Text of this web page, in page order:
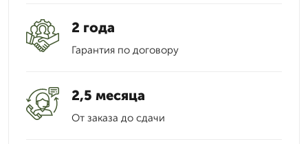
2 года
Гарантия по договору
2,5 месяца
От заказа до сдачи